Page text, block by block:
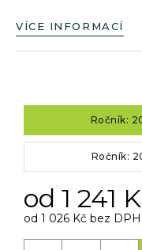
VÍCE INFORMACÍ
Ročník:
Ročník:
od 1 241
od 1 026 Kč bez DPH
p
u